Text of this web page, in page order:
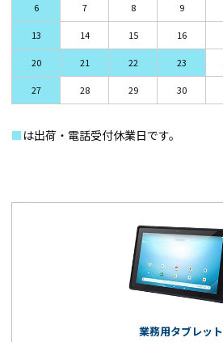
6 7 8 9
13 14 15 16
20 21 22 23
27 28 29 30
■ は出荷・電話受付休業日です。
業務用タブレット